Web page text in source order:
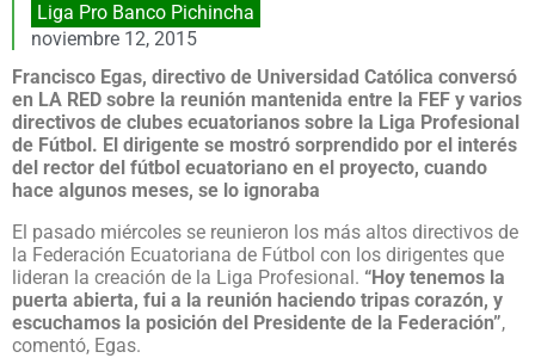
Liga Pro Banco Pichincha
noviembre 12, 2015
Francisco Egas, directivo de Universidad Católica conversó
en LA RED sobre la reunión mantenida entre la FEF y varios
directivos de clubes ecuatorianos sobre la Liga Profesional
de Fútbol. El dirigente se mostró sorprendido por el interés
del rector del fútbol ecuatoriano en el proyecto, cuando
hace algunos meses, se lo ignoraba
El pasado miércoles se reunieron los más altos directivos de
la Federación Ecuatoriana de Fútbol con los dirigentes que
lideran la creación de la Liga Profesional. “Hoy tenemos la
puerta abierta, fui a la reunión haciendo tripas corazón, y
escuchamos la posición del Presidente de la Federación”,
comentó, Egas.